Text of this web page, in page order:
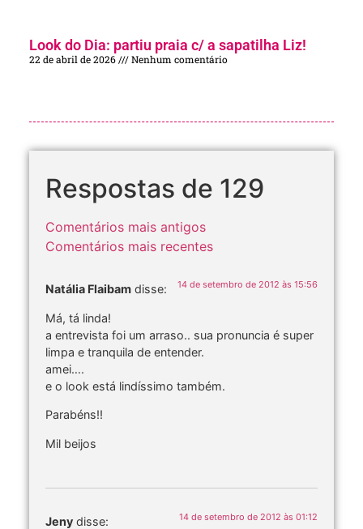
Look do Dia: partiu praia c/ a sapatilha Liz!
22 de abril de 2026 Nenhum comentário
Respostas de 129
Comentários mais antigos
Comentários mais recentes
Natália Flaibam disse: 14 de setembro de 2012 às 15:56
Má, tá linda!
a entrevista foi um arraso.. sua pronuncia é super
limpa e tranquila de entender.
amei….
e o look está lindíssimo também.
Parabéns!!
Mil beijos
Jeny disse: 14 de setembro de 2012 às 01:12